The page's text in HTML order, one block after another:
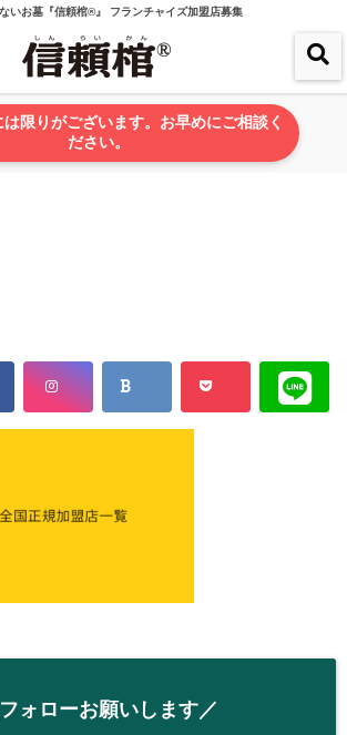
いお墓『信頼棺®』 フランチャイズ加盟店募集
は限りがございます。お早めにご相談く
ださい。
ォローお願いします／